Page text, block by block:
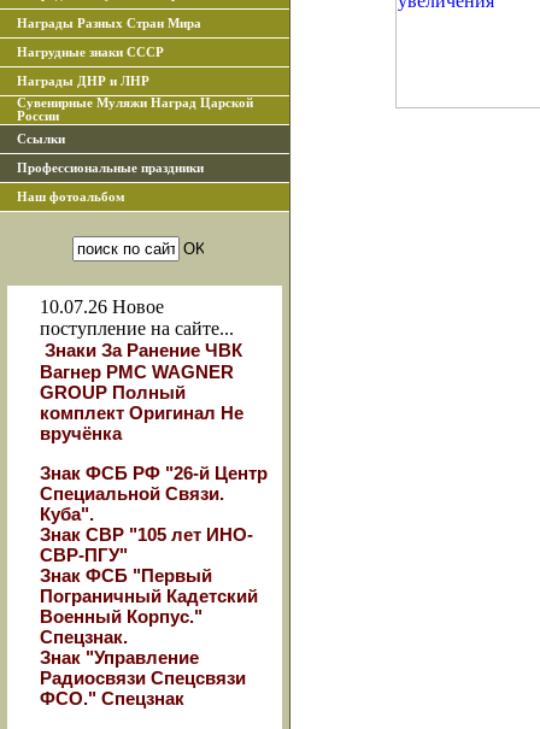
Награды Разных Стран Мира
Нагрудные знаки СССР
Награды ДНР и ЛНР
Сувенирные Муляжи Наград Царской
России
Ссылки
Профессиональные праздники
Наш фотоальбом
10.07.26 Новое
поступление на сайте...
Знаки За Ранение ЧВК
Вагнер РМС WAGNER
GROUP Полный
комплект Оригинал Не
вручёнка
Знак ФСБ РФ "26-й Центр
Специальной Связи.
Куба".
Знак СВР "105 лет ИНО-
СВР-ПГУ"
Знак ФСБ "Первый
Пограничный Кадетский
Военный Корпус."
Спецзнак.
Знак "Управление
Радиосвязи Спецсвязи
ФСО." Спецзнак